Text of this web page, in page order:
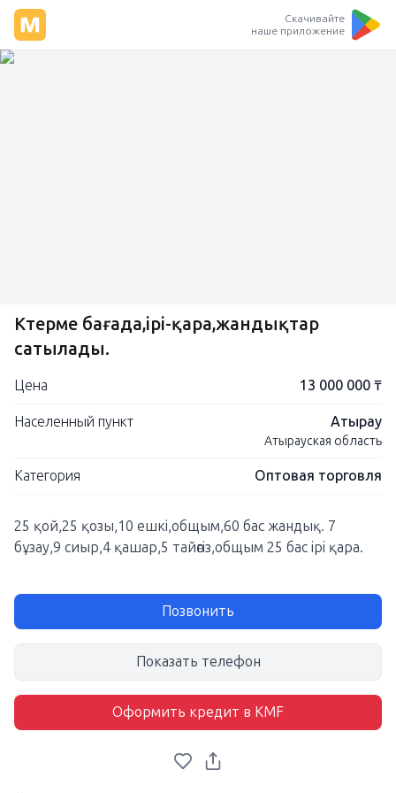
Скачивайте
наше приложение
Көтерме бағада,ірі-қара,жандықтар
сатылады.
Цена 13 000 000 ₸
Населенный пункт Атырау
Атырауская область
Категория Оптовая торговля
25 қой,25 қозы,10 ешкі,общым,60 бас жандық. 7
бұзау,9 сиыр,4 қашар,5 тайөгіз,общым 25 бас ірі қара.
Позвонить
Показать телефон
Оформить кредит в KMF